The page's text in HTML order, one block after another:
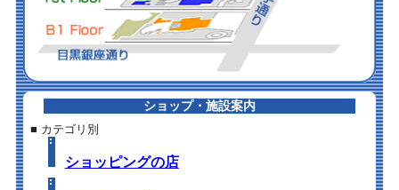
ショップ・施設案内
■ カテゴリ別
ショッピングの店